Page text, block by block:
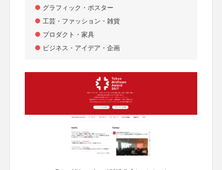
グラフィック・ポスター
工芸・ファッション・雑貨
プロダクト・家具
ビジネス・アイデア・企画